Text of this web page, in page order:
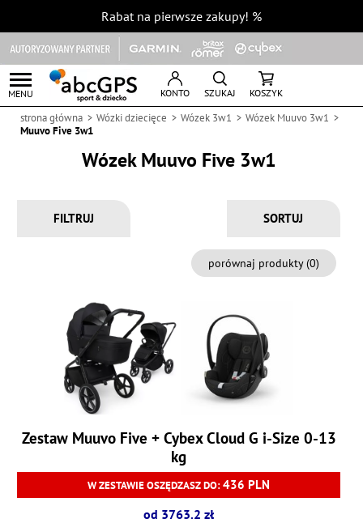
Rabat na pierwsze zakupy! %
MENU KONTO SZUKAJ KOSZYK
strona główna Wózki dziecięce Wózek 3w1
Wózek Muuvo 3w1
Muuvo Five 3w1
Wózek Muuvo Five 3w1
FILTRUJ
porównaj produkty (0)
Zestaw Muuvo Five + Cybex Cloud G i-Size 0-13
kg
W ZESTAWIE OSZĘDZASZ DO:436 PLN
od 3763.2 zł